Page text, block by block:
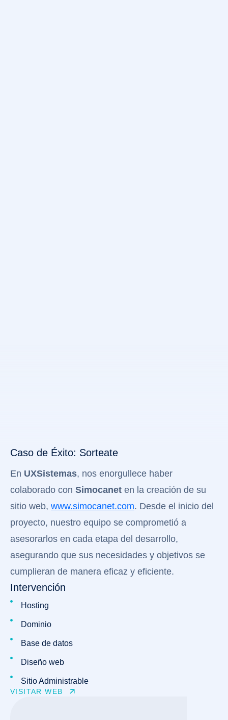
Caso de Éxito: Sorteate
En UXSistemas, nos enorgullece haber
colaborado con Simocanet en la creación de su
sitio web, www.simocanet.com. Desde el inicio del
proyecto, nuestro equipo se comprometió a
asesorarlos en cada etapa del desarrollo,
asegurando que sus necesidades y objetivos se
cumplieran de manera eficaz y eficiente.
Intervención
Hosting
Dominio
Base de datos
Diseño web
Sitio Administrable
VISITAR WEB